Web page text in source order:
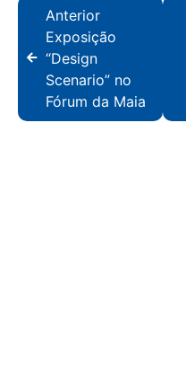
Anterior
Exposição
“Design
Scenario” no
Fórum da Maia